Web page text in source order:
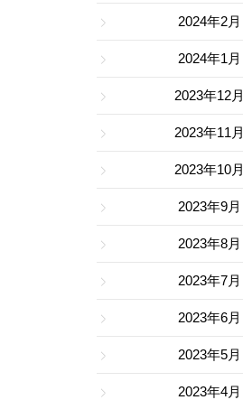
2024年2月
2024年1月
2023年12月
2023年11月
2023年10月
2023年9月
2023年8月
2023年7月
2023年6月
2023年5月
2023年4月